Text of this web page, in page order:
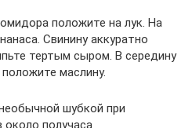
положите на лук. На
Свинину аккуратно
тертым сыром. В середину
маслину.
шубкой при
около получаса.